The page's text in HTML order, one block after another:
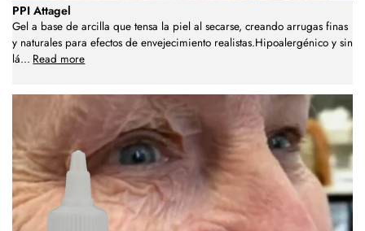
PPI Attagel
Gel a base de arcilla que tensa la piel al secarse, creando arrugas finas
y naturales para efectos de envejecimiento realistas.Hipoalergénico y sin
lá... Read more